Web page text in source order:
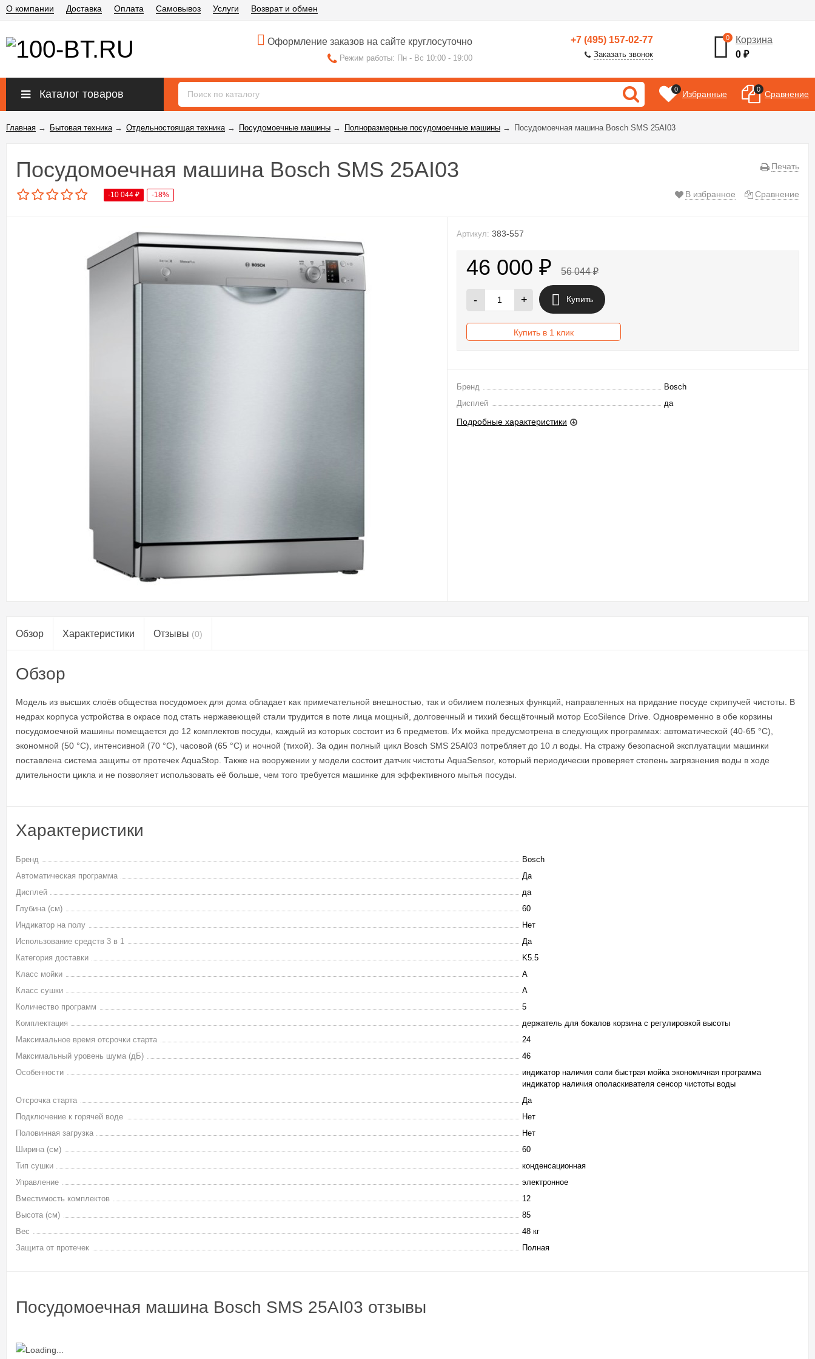
О компании Доставка Оплата Самовывоз Услуги Возврат и обмен
Оформление заказов на сайте круглосуточно
Режим работы: Пн - Вс 10:00 - 19:00
+7 (495) 157-02-77
Заказать звонок
0
Корзина
0₽
Каталог товаров 0 Избранные 0 Сравнение
Главная → Бытовая техника→ Отдельностоящая техника→ Посудомоечные машины → Полноразмерные посудомоечные машины → Посудомоечная машина Bosch SMS 25AI03
Печать
Посудомоечная машина Bosch SMS 25AI03
-10 044 ₽ -18% В избранное Сравнение
Артикул: 383-557
46 000₽ 56 044₽
- + Купить
Купить в 1 клик
Бренд
Bosch
Дисплей
да
Подробные характеристики
Обзор Характеристики Отзывы (0)
Обзор
Модель из высших слоёв общества посудомоек для дома обладает как примечательной внешностью, так и обилием полезных функций, направленных на придание посуде скрипучей чистоты. В
недрах корпуса устройства в окрасе под стать нержавеющей стали трудится в поте лица мощный, долговечный и тихий бесщёточный мотор EcoSilence Drive. Одновременно в обе корзины
посудомоечной машины помещается до 12 комплектов посуды, каждый из которых состоит из 6 предметов. Их мойка предусмотрена в следующих программах: автоматической (40-65 °C),
экономной (50 °C), интенсивной (70 °C), часовой (65 °С) и ночной (тихой). За один полный цикл Bosch SMS 25AI03 потребляет до 10 л воды. На стражу безопасной эксплуатации машинки
поставлена система защиты от протечек AquaStop. Также на вооружении у модели состоит датчик чистоты AquaSensor, который периодически проверяет степень загрязнения воды в ходе
длительности цикла и не позволяет использовать её больше, чем того требуется машинке для эффективного мытья посуды.
Характеристики
Бренд
Bosch
Автоматическая программа
Да
Дисплей
да
Глубина (см)
60
Индикатор на полу
Нет
Использование средств 3 в 1
Да
Категория доставки
K5.5
Класс мойки
A
Класс сушки
A
Количество программ
5
Комплектация
держатель для бокалов корзина с регулировкой высоты
Максимальное время отсрочки старта
24
Максимальный уровень шума (дБ)
46
Особенности
индикатор наличия соли быстрая мойка экономичная программа
индикатор наличия ополаскивателя сенсор чистоты воды
Отсрочка старта
Да
Подключение к горячей воде
Нет
Половинная загрузка
Нет
Ширина (см)
60
Тип сушки
конденсационная
Управление
электронное
Вместимость комплектов
12
Высота (см)
85
Вес
48 кг
Защита от протечек
Полная
Посудомоечная машина Bosch SMS 25AI03 отзывы